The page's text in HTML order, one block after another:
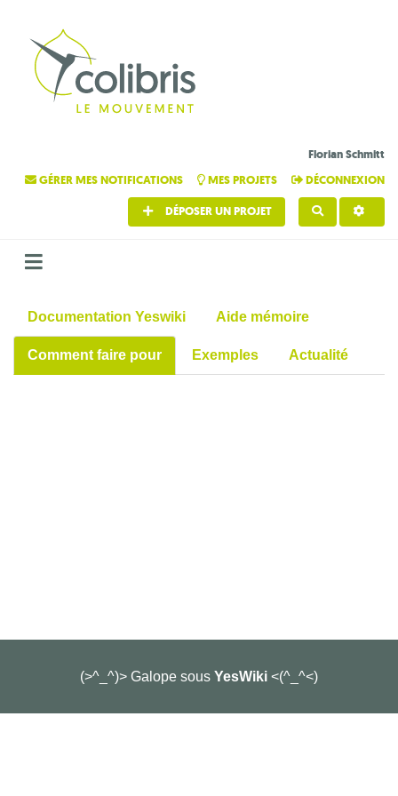
Florian Schmitt
GÉRER MES NOTIFICATIONS
MES PROJETS DÉCONNEXION
DÉPOSER UN PROJET
Documentation Yeswiki Aide mémoire
Comment faire pour Exemples Actualité
(>^_^)> Galope sous YesWiki <(^_^<)